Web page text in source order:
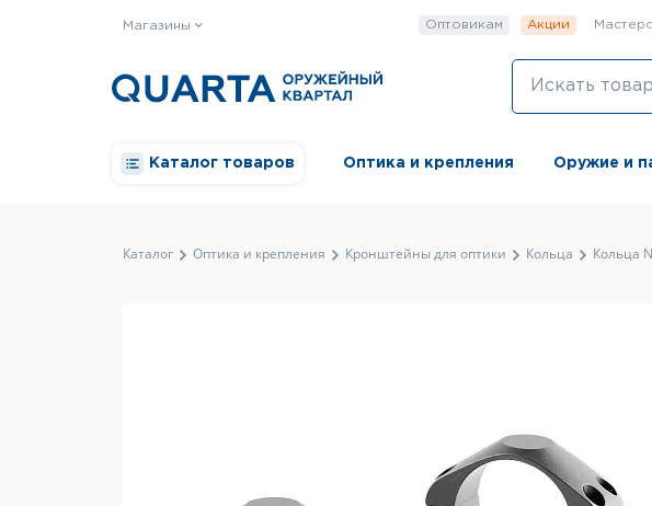
Магазины Оптовикам Акции
Каталог товаров Оптика и крепления Оружие и
Каталог Оптика и крепления Кронштейны для оптики Кольца Кольца